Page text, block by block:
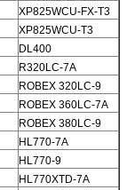
XP825WCU-FX-T3
XP825WCU-T3
DL400
R320LC-7A
ROBEX 320LC-9
ROBEX 360LC-7A
ROBEX 380LC-9
HL770-7A
HL770-9
HL770XTD-7A